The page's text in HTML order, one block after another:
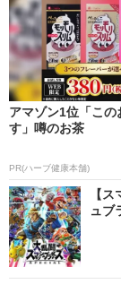
アマゾン1位「この
す」噂のお茶
PR(ハーブ健康本舗)
【
ュブ